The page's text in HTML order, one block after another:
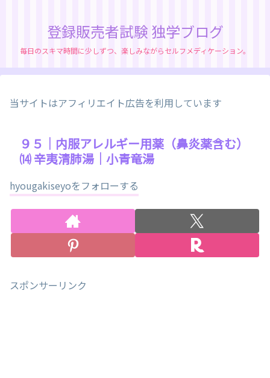
登録販売者試験 独学ブログ
毎日のスキマ時間に少しずつ、楽しみながらセルフメディケーション。
当サイトはアフィリエイト広告を利用しています
９５｜内服アレルギー用薬（鼻炎薬含む）
⒁ 辛夷清肺湯｜小青竜湯
hyougakiseyoをフォローする
スポンサーリンク